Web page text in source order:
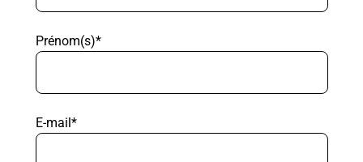
Prénom(s)*
E-mail*